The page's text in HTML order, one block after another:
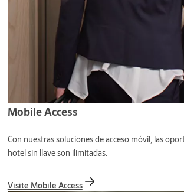
Mobile Access
Con nuestras soluciones de acceso móvil, las
hotel sin llave son ilimitadas.
Visite Mobile Access